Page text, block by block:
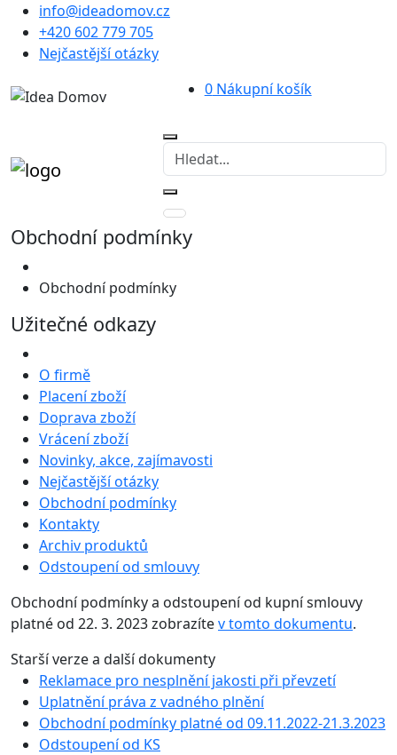
info@ideadomov.cz
+420 602 779 705
Nejčastější otázky
0Nákupní košík
Obchodní podmínky
Obchodní podmínky
Užitečné odkazy
O firmě
Placení zboží
Doprava zboží
Vrácení zboží
Novinky, akce, zajímavosti
Nejčastější otázky
Obchodní podmínky
Kontakty
Archiv produktů
Odstoupení od smlouvy
Obchodní podmínky a odstoupení od kupní smlouvy
platné od 22. 3. 2023 zobrazítev tomto dokumentu.
Starší verze a další dokumenty
Reklamace pro nesplnění jakosti při převzetí
Uplatnění práva z vadného plnění
Obchodní podmínky platné od 09.11.2022-21.3.2023
Odstoupení od KS